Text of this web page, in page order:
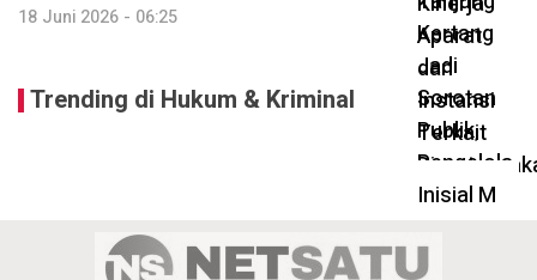
18 Juni 2026 - 06:25
Trending di Hukum & Kriminal